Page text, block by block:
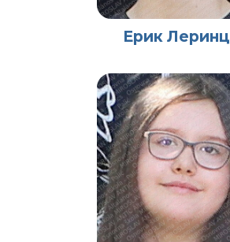
Ерик Леринц